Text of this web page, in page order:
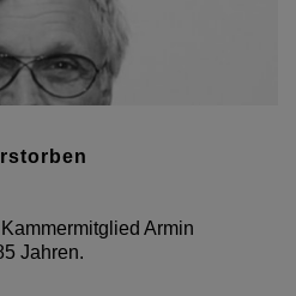
Armin
Jahren.